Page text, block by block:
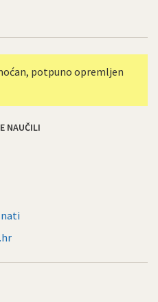
potpuno opremljen
NAUČILI